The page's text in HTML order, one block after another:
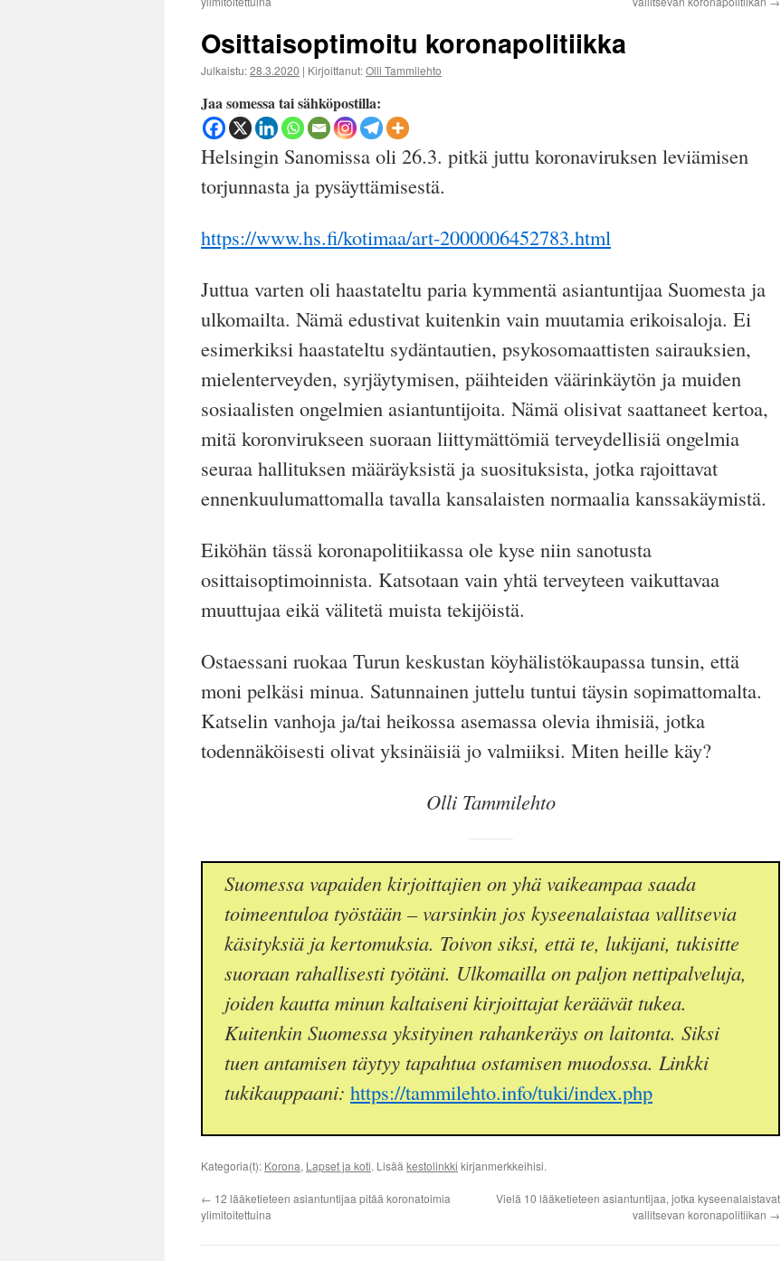
Osittaisoptimoitu koronapolitiikka
Julkaistu:28.3.2020 | Kirjoittanut:Olli Tammilehto
Jaa somessa tai sähköpostilla:
Helsingin Sanomissa oli 26.3. pitkä juttu koronaviruksen leviämisen
torjunnasta ja pysäyttämisestä.
https://www.hs.fi/kotimaa/art-2000006452783.html
Juttua varten oli haastateltu paria kymmentä asiantuntijaa Suomesta ja
ulkomailta. Nämä edustivat kuitenkin vain muutamia erikoisaloja. Ei
esimerkiksi haastateltu sydäntautien, psykosomaattisten sairauksien,
mielenterveyden, syrjäytymisen, päihteiden väärinkäytön ja muiden
sosiaalisten ongelmien asiantuntijoita. Nämä olisivat saattaneet kertoa,
mitä koronvirukseen suoraan liittymättömiä terveydellisiä ongelmia
seuraa hallituksen määräyksistä ja suosituksista, jotka rajoittavat
ennenkuulumattomalla tavalla kansalaisten normaalia kanssakäymistä.
Eiköhän tässä koronapolitiikassa ole kyse niin sanotusta
osittaisoptimoinnista. Katsotaan vain yhtä terveyteen vaikuttavaa
muuttujaa eikä välitetä muista tekijöistä.
Ostaessani ruokaa Turun keskustan köyhälistökaupassa tunsin, että
moni pelkäsi minua. Satunnainen juttelu tuntui täysin sopimattomalta.
Katselin vanhoja ja/tai heikossa asemassa olevia ihmisiä, jotka
todennäköisesti olivat yksinäisiä jo valmiiksi. Miten heille käy?
Olli Tammilehto
Suomessa vapaiden kirjoittajien on yhä vaikeampaa saada
toimeentuloa työstään – varsinkin jos kyseenalaistaa vallitsevia
käsityksiä ja kertomuksia. Toivon siksi, että te, lukijani, tukisitte
suoraan rahallisesti työtäni. Ulkomailla on paljon nettipalveluja,
joiden kautta minun kaltaiseni kirjoittajat keräävät tukea.
Kuitenkin Suomessa yksityinen rahankeräys on laitonta. Siksi
tuen antamisen täytyy tapahtua ostamisen muodossa. Linkki
tukikauppaani: https://tammilehto.info/tuki/index.php
Kategoria(t): Korona, Lapset ja koti. Lisää kestolinkki kirjanmerkkeihisi.
← 12 lääketieteen asiantuntijaa pitää koronatoimia
ylimitoitettuina
Vielä 10 lääketieteen asiantuntijaa, jotka kyseenalaistavat
vallitsevan koronapolitiikan →